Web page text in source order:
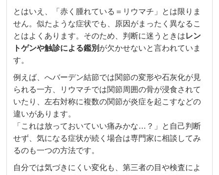
とはいえ、「赤く腫れている＝リウマチ」とは限りま
せん。似たような症状でも、原因がまったく異なるこ
とはよくあります。そのため、判断に迷うときはレン
トゲンや触診による鑑別 が欠かせないと言われていま
す。
例えば、へバーデン結節では関節の変形や石灰化が見
られる一方、リウマチでは関節周囲の骨が浸食されて
いたり、左右対称に複数の関節が炎症を起こすなどの
違いがあります。
「これは放っておいていい痛みかな…？」と自己判断
せず、気になる症状が続く場合は専門家に相談してみ
るのも一つの方法です。
自分では気づきにくい変化も、第三者の目や検査によ